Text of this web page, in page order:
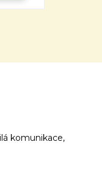
komunikace,